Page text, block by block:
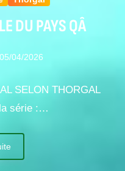
DU PAYS QÂ
05/04/2026
SELON THORGAL
série :…